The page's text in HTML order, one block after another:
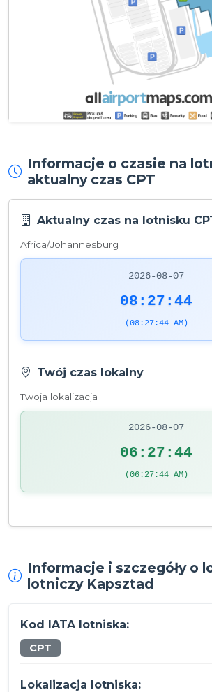
Informacje o czasie na
aktualny czas CPT
Aktualny czas na lotnisku
Africa/Johannesburg
2026-08-07
08:27:44
(08:27:44 AM)
Twój czas lokalny
Twoja lokalizacja
2026-08-07
06:27:44
(06:27:44 AM)
Informacje i szczegóły o
lotniczy Kapsztad
Kod IATA lotniska:
CPT
Lokalizacja lotniska: